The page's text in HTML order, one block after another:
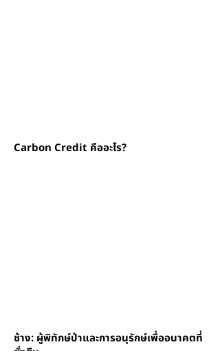
Carbon Credit คืออะไร?
ช้าง: ผู้พิทักษ์ป่าและการอนุรักษ์เพื่ออนาคตที่